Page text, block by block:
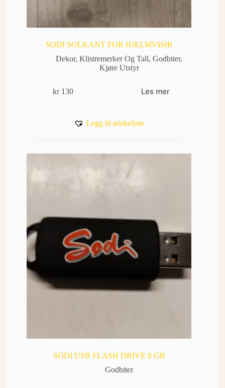
SODI SOLKANT FOR HJELMVISIR
Dekor, Klistremerker Og Tall,Godbiter,
Kjøre Utstyr
kr130 Les mer
Legg til ønskeliste
SODI USB FLASH DRIVE 8 GB
Godbiter